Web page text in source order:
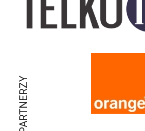
PARTNERZY